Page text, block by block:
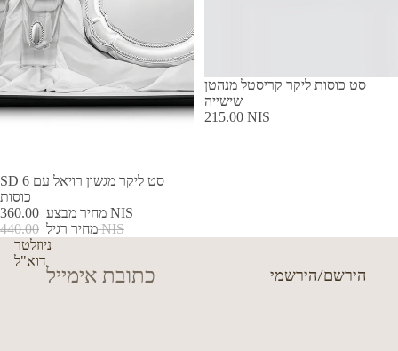
מבצע
SD סט ליקר מגשון רויאל עם 6
כוסות
מחיר מבצע 360.00 NIS
מחיר רגיל440.00 NIS
סט כוסות ליקר קריסטל מנהטן
שישייה
215.00 NIS
ניוזלטר
דוא"ל
הירשם/הירשמי